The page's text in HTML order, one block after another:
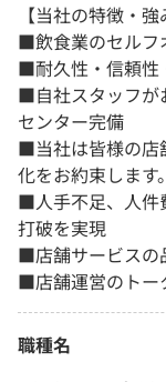
【当社の特徴・強
■飲食業のセルフ
■耐久性・信頼性
■自社スタッフが
センター完備
■当社は皆様の店
化をお約束します。
■人手不足、人件
打破を実現
■店舗サービスの
■店舗運営のトー
職種名